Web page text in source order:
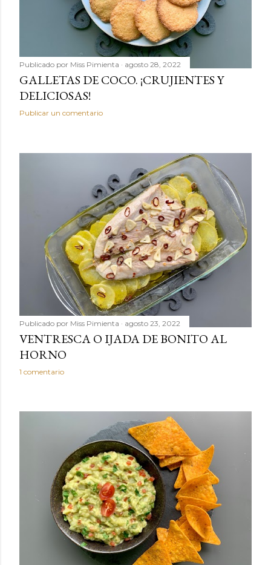
Publicado por Miss Pimienta agosto 28, 2022
GALLETAS DE COCO. ¡CRUJIENTES Y
DELICIOSAS!
Publicar un comentario
Publicado por Miss Pimienta agosto 23, 2022
VENTRESCA O IJADA DE BONITO AL
HORNO
1 comentario